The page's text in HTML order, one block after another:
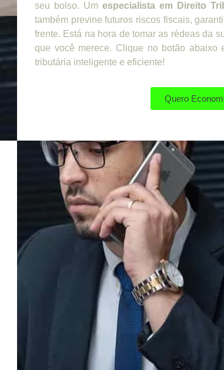
seu bolso. Um especialista em Direito
também previne futuros riscos fiscais,
frente. Está na hora de tomar as rédeas da
que você merece. Clique no botão abaixo
tributária inteligente e eficiente!
Quero